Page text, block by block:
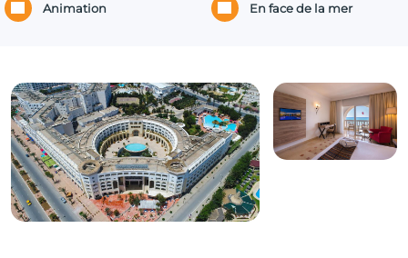
Animation En face de la mer